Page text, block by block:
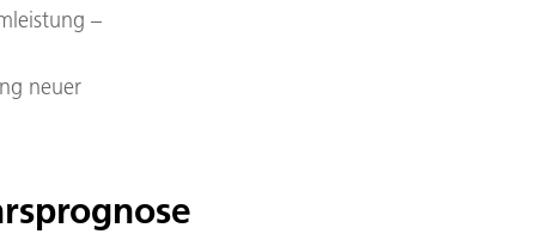
–
neuer